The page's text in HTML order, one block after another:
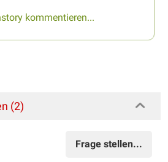
kommentieren...
(2)
Frage stellen...